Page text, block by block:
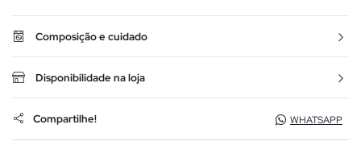
Composição e cuidado
Disponibilidade na loja
Compartilhe! WHATSAPP